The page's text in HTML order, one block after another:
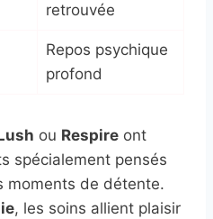
retrouvée
Repos psychique
profond
ou Respire ont
spécialement pensés
moments de détente.
, les soins allient plaisir